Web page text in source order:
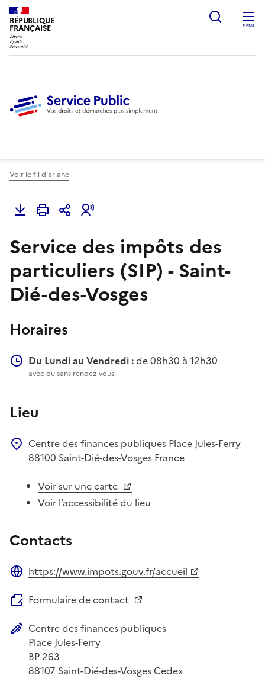
RÉPUBLIQUE
FRANÇAISE
Ouvrir
MENU
Voir le fil d'ariane
Service des impôts des
particuliers (SIP) - Saint-
Dié-des-Vosges
Horaires
Du Lundi au Vendredi :de 08h30 à 12h30
avec ou sans rendez-vous.
Lieu
Centre des finances publiques Place Jules-Ferry
88100 Saint-Dié-des-Vosges France
Voir sur une carte
Voir l’accessibilité du lieu
Contacts
https://www.impots.gouv.fr/accueil
Formulaire de contact
Adresse postale
Centre des finances publiques
Place Jules-Ferry
BP 263
88107 Saint-Dié-des-Vosges Cedex